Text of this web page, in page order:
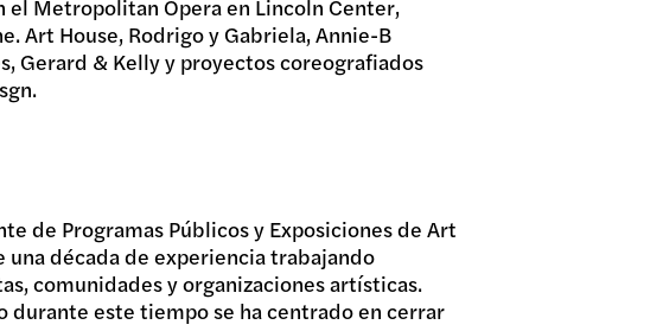
el Metropolitan Opera en Lincoln Center,
Art House, Rodrigo y Gabriela, Annie-B
Gerard & Kelly y proyectos coreografiados
de Programas Públicos y Exposiciones de Art
una década de experiencia trabajando
comunidades y organizaciones artísticas.
durante este tiempo se ha centrado en cerrar